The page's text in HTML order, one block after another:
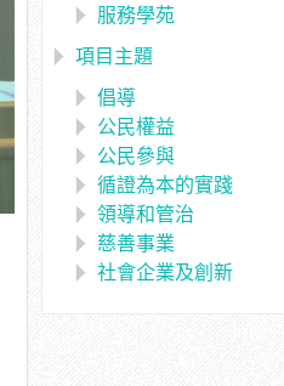
服務學苑
項目主題
倡導
公民權益
公民參與
循證為本的實踐
領導和管治
慈善事業
社會企業及創新